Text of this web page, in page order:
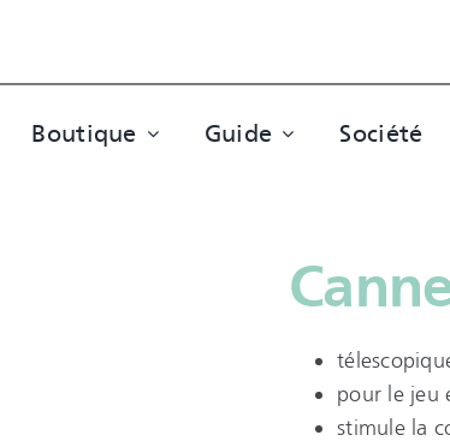
Boutique Guide Société
pour le jeu
stimule la